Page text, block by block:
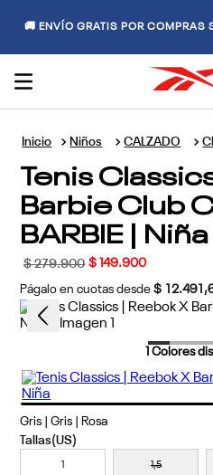
🚚 ENVÍO GRATIS POR
Niños CALZADO
Tenis
Barbie Club
BARBIE | Niña
$ 279.900 $ 149.900
Págalo en cuotas desde $
Colores
Gris | Gris | Rosa
1 1,5